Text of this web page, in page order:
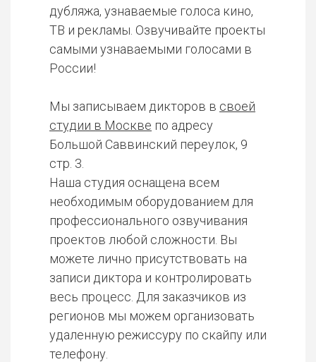
дубляжа, узнаваемые голоса кино,
ТВ и рекламы. Озвучивайте проекты
самыми узнаваемыми голосами в
России!
Мы записываем дикторов в своей
студии в Москве по адресу
Большой Саввинский переулок, 9
стр. 3.
Наша студия оснащена всем
необходимым оборудованием для
профессионального озвучивания
проектов любой сложности. Вы
можете лично присутствовать на
записи диктора и контролировать
весь процесс. Для заказчиков из
регионов мы можем организовать
удаленную режиссуру по скайпу или
телефону.